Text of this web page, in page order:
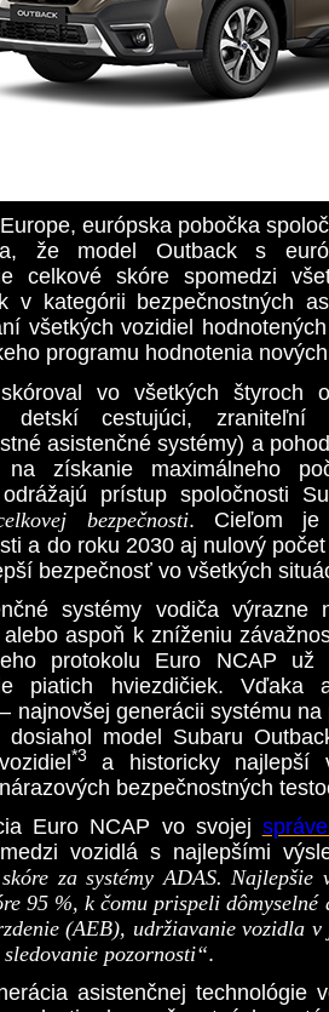
európska pobočka
že model Outback s
celkové skóre spomedzi
v kategórii bezpečnostných
všetkých vozidiel
programu hodnotenia
vo všetkých štyroch
detskí cestujúci, zraniteľní
asistenčné systémy) a
na získanie maximálneho
prístup spoločnosti
bezpečnosti. Cieľom je
a do roku 2030 aj nulový
bezpečnosť vo všetkých
systémy vodiča výrazne
aspoň k zníženiu
protokolu Euro NCAP už
piatich hviezdičiek. Vďaka
najnovšej generácii systému
dosiahol model Subaru
*3
a historicky najlepší
bezpečnostných
Euro NCAP vo svojej
vozidlá s najlepšími
za systémy ADAS. Najlepšie
95 %, k čomu prispeli dômyselné
(AEB), udržiavanie vozidla
pozornosti“.
asistenčnej technológie